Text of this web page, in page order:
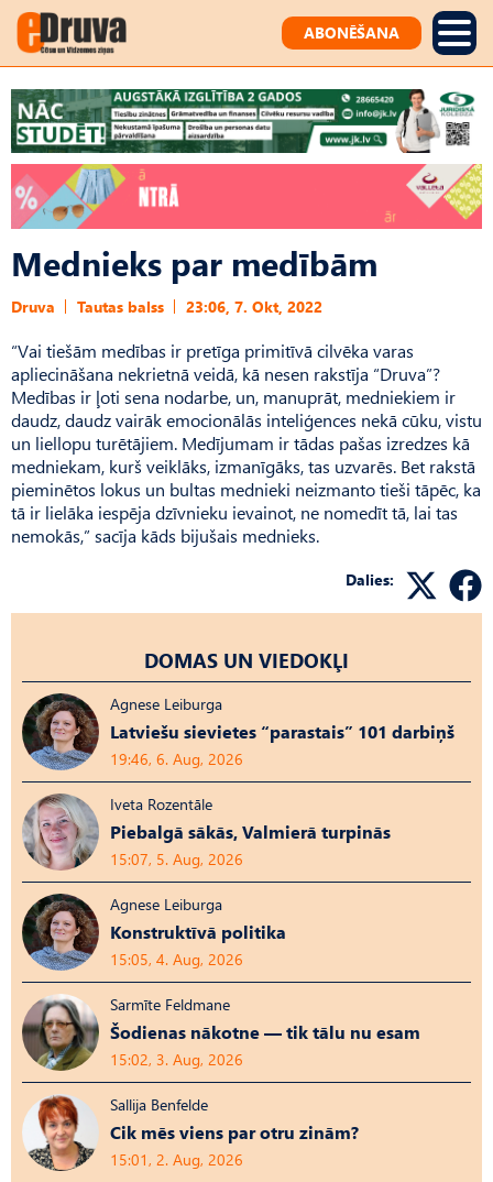
ABONĒŠANA
Mednieks par medībām
Druva Tautas balss 23:06, 7. Okt, 2022
“Vai tiešām medības ir pretīga primitīvā cilvēka varas
apliecināšana nekrietnā veidā, kā nesen rakstīja “Druva”?
Medības ir ļoti sena nodarbe, un, manu­prāt, medniekiem ir
daudz, daudz vairāk emocionālās inteliģences nekā cūku, vistu
un liellopu turētājiem. Medījumam ir tādas pašas izredzes kā
medniekam, kurš veiklāks, izmanīgāks, tas uzvarēs. Bet rakstā
pieminētos lokus un bultas mednieki neizmanto tieši tāpēc, ka
tā ir lielāka iespēja dzīvnieku ievainot, ne nomedīt tā, lai tas
nemokās,” sacīja kāds bijušais mednieks.
Dalies:
DOMAS UN VIEDOKĻI
Agnese Leiburga
Latviešu sievietes “parastais” 101 darbiņš
19:46, 6. Aug, 2026
Iveta Rozentāle
Piebalgā sākās, Valmierā turpinās
15:07, 5. Aug, 2026
Agnese Leiburga
Konstruktīvā politika
15:05, 4. Aug, 2026
Sarmīte Feldmane
Šodienas nākotne — tik tālu nu esam
15:02, 3. Aug, 2026
Sallija Benfelde
Cik mēs viens par otru zinām?
15:01, 2. Aug, 2026